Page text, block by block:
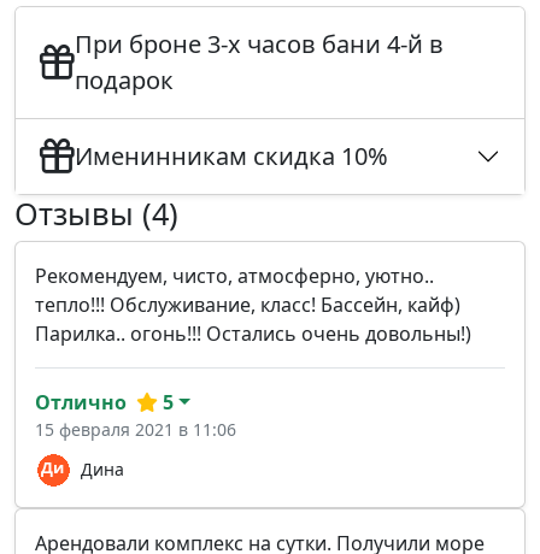
При броне 3-х часов бани 4-й в
подарок
Именинникам скидка 10%
Отзывы (4)
Рекомендуем, чисто, атмосферно, уютно..
тепло!!! Обслуживание, класс! Бассейн, кайф)
Парилка.. огонь!!! Остались очень довольны!)
Дина
Отлично 5
15 февраля 2021 в 11:06
Арендовали комплекс на сутки. Получили море